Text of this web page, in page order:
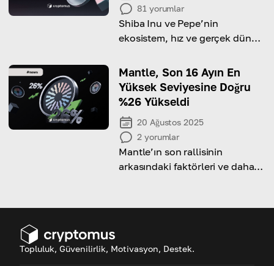
81 yorumlar
Shiba Inu ve Pepe’nin
ekosistem, hız ve gerçek dünya
nasıl farklılık gösterdiğini
keşfedelim.
Mantle, Son 16 Ayın En
Yüksek Seviyesine Doğru
%26 Yükseldi
20 Ağustos 2025
2 yorumlar
Mantle’ın son rallisinin
arkasındaki faktörleri ve daha
Topluluk, Güvenilirlik, Motivasyon, Destek.